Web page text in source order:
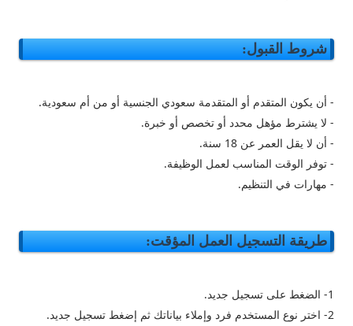
شروط القبول:
- أن يكون المتقدم أو المتقدمة سعودي الجنسية أو من أم سعودية.
- لا يشترط مؤهل محدد أو تخصص أو خبرة.
- أن لا يقل العمر عن 18 سنة.
- توفر الوقت المناسب لعمل الوظيفة.
- مهارات في التنظيم.
طريقة التسجيل العمل المؤقت:
1- الضغط على تسجيل جديد.
2- اختر نوع المستخدم فرد وإملاء بياناتك ثم إضغط تسجيل جديد.